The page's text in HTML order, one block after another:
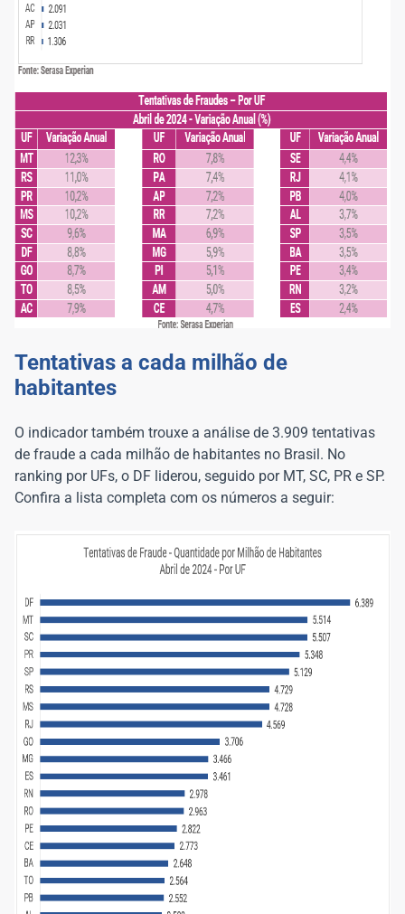
Tentativas a cada milhão de
habitantes
O indicador também trouxe a análise de 3.909 tentativas
de fraude a cada milhão de habitantes no Brasil. No
ranking por UFs, o DF liderou, seguido por MT, SC, PR e SP.
Confira a lista completa com os números a seguir: